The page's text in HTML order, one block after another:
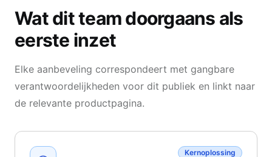
Wat dit team doorgaans als
eerste inzet
Elke aanbeveling correspondeert met gangbare
verantwoordelijkheden voor dit publiek en linkt naar
de relevante productpagina.
Kernoplossing